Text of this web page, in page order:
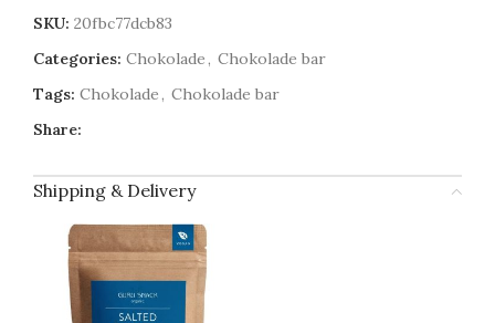
SKU: 20fbc77dcb83
Categories: Chokolade, Chokolade bar
Tags: Chokolade, Chokolade bar
Share:
Shipping & Delivery